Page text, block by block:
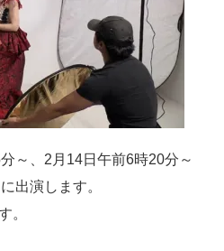
～、2月14日午前6時20分～
出演します。
。